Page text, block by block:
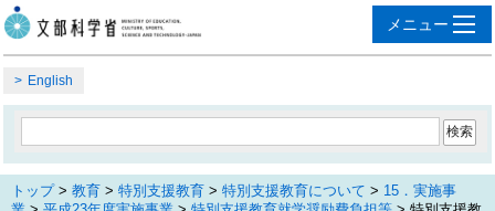
English
トップ> 教育 > 特別支援教育 > 特別支援教育について > 15．実施事